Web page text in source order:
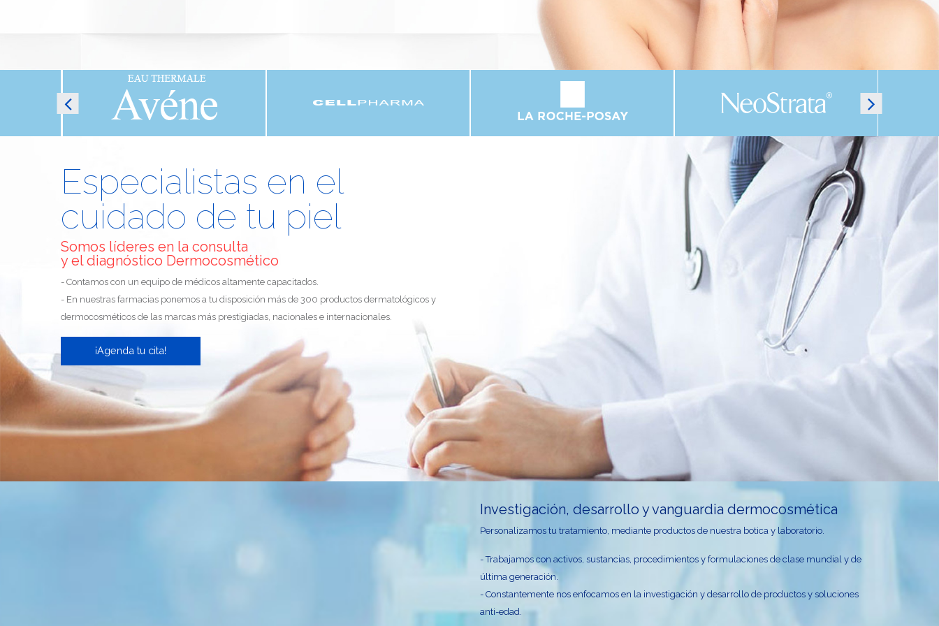
Especialistas en el
cuidado de tu piel
Somos líderes en la consulta
y el diagnóstico Dermocosmético
- Contamos con un equipo de médicos altamente capacitados.
- En nuestras farmacias ponemos a tu disposición más de 300 productos dermatológicos y
dermocosméticos de las marcas más prestigiadas, nacionales e internacionales.
¡Agenda tu cita!
Investigación, desarrollo y vanguardia dermocosmética
Personalizamos tu tratamiento, mediante productos de nuestra botica y laboratorio.
- Trabajamos con activos, sustancias, procedimientos y formulaciones de clase mundial y de
última generación.
- Constantemente nos enfocamos en la investigación y desarrollo de productos y soluciones
anti-edad.